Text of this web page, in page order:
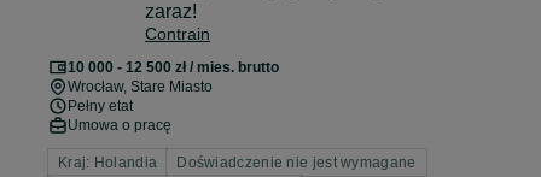
zaraz!
Contrain
10 000 - 12 500 zł / mies. brutto
Wrocław, Stare Miasto
Pełny etat
Umowa o pracę
Kraj: Holandia
Doświadczenie nie jest wymagane